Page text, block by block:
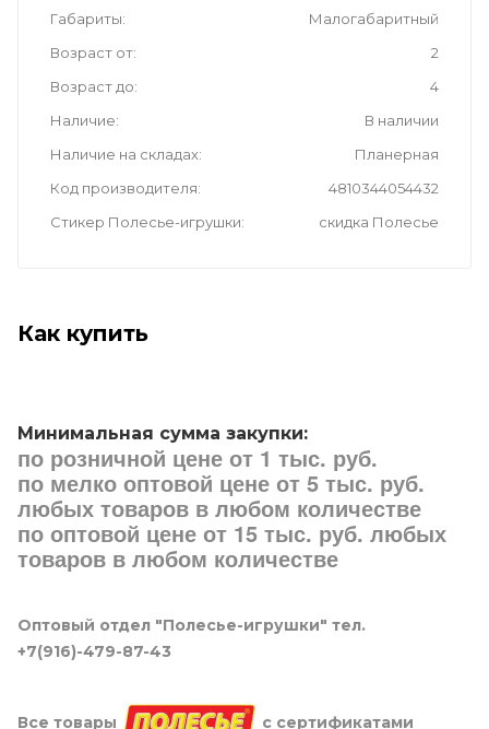
Габариты
Малогабаритный
Возраст от
2
Возраст до
4
Наличие
В наличии
Наличие на складах
Планерная
Код производителя
4810344054432
Стикер Полесье-игрушки
скидка Полесье
Как купить
Минимальная сумма закупки:
по розничной цене от 1 тыс. руб.
по мелко оптовой цене от 5 тыс. руб.
любых товаров в любом количестве
по оптовой цене от 15 тыс. руб. любых
товаров в любом количестве
Оптовый отдел "Полесье-игрушки" тел.
+7(916)-479-87-43
Все товары
с сертификатами